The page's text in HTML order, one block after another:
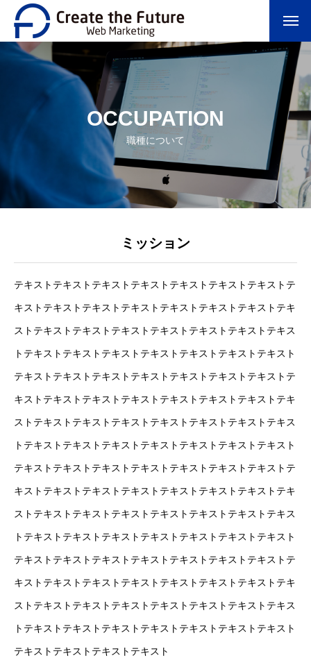
OCCUPATION
職種について
ミッション
テキストテキストテキストテキストテキストテキストテキストテ
キストテキストテキストテキストテキストテキストテキストテキ
ストテキストテキストテキストテキストテキストテキストテキス
トテキストテキストテキストテキストテキストテキストテキスト
テキストテキストテキストテキストテキストテキストテキストテ
キストテキストテキストテキストテキストテキストテキストテキ
ストテキストテキストテキストテキストテキストテキストテキス
トテキストテキストテキストテキストテキストテキストテキスト
テキストテキストテキストテキストテキストテキストテキストテ
キストテキストテキストテキストテキストテキストテキストテキ
ストテキストテキストテキストテキストテキストテキストテキス
トテキストテキストテキストテキストテキストテキストテキスト
テキストテキストテキストテキストテキストテキストテキストテ
キストテキストテキストテキストテキストテキストテキストテキ
ストテキストテキストテキストテキストテキストテキストテキス
トテキストテキストテキストテキストテキストテキストテキスト
テキストテキストテキストテキスト